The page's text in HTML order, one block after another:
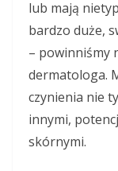
lub mają
bardzo duże,
– powinniśmy
dermatologa.
czynienia nie
innymi,
skórnymi.